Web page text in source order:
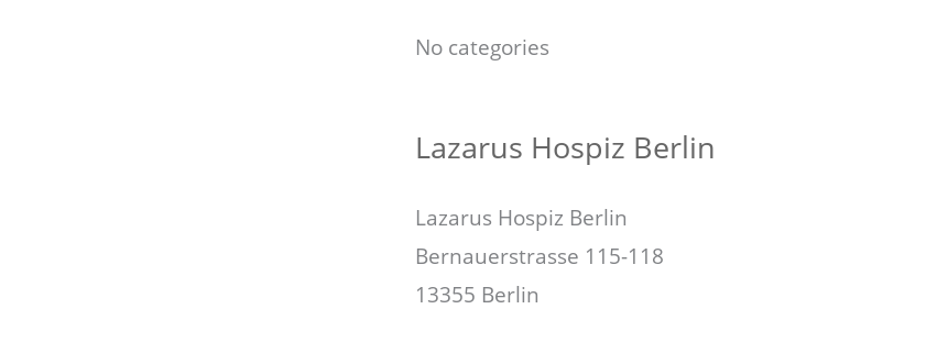
No categories
Lazarus Hospiz Berlin
Lazarus Hospiz Berlin
Bernauerstrasse 115-118
13355 Berlin